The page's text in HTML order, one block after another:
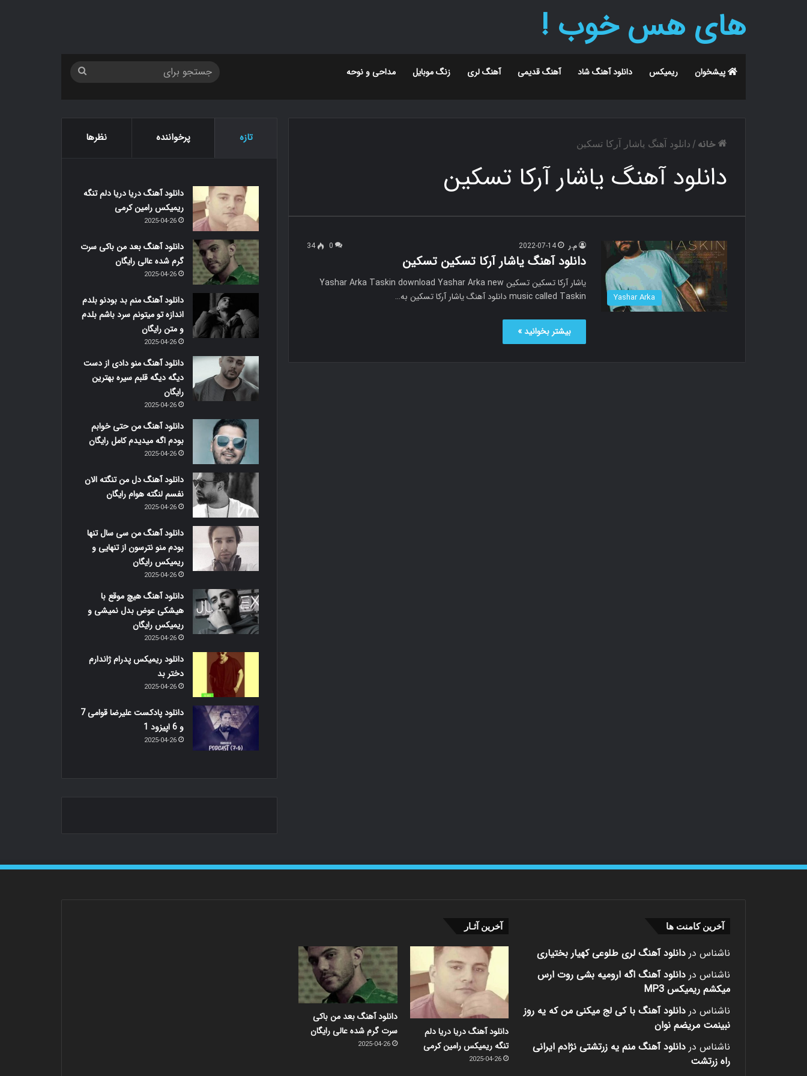
های هس خوب !
پیشخوان ریمیکس دانلود آهنگ شاد آهنگ قدیمی آهنگ لری زنگ موبایل مداحی و نوحه
خانه / دانلود آهنگ یاشار آرکا تسکین
دانلود آهنگ یاشار آرکا تسکین
Yashar Arka
م.ر 2022-07-14
0
34
دانلود آهنگ یاشار آرکا تسکین تسکین
یاشار آرکا تسکین تسکین Yashar Arka Taskin download Yashar Arka new
music called Taskin دانلود آهنگ یاشار آرکا تسکین به…
بیشتر بخوانید »
تازه پرخواننده نظرها
دانلود آهنگ دریا دریا دلم تنگه
ریمیکس رامین کرمی
2025-04-26
دانلود آهنگ بعد من باکی سرت
گرم شده عالی رایگان
2025-04-26
دانلود آهنگ منم بد بودنو بلدم
اندازه تو میتونم سرد باشم بلدم
و متن رایگان
2025-04-26
دانلود آهنگ منو دادی از دست
دیگه دیگه قلبم سیره بهترین
رایگان
2025-04-26
دانلود آهنگ من حتی خوابم
بودم اگه میدیدم کامل رایگان
2025-04-26
دانلود آهنگ دل من تنگته الان
نفسم لنگته هوام رایگان
2025-04-26
دانلود آهنگ من سی سال تنها
بودم منو نترسون از تنهایی و
ریمیکس رایگان
2025-04-26
دانلود آهنگ هیچ موقع با
هیشکی عوض بدل نمیشی و
ریمیکس رایگان
2025-04-26
دانلود ریمیکس پدرام ژاندارم
دختر بد
2025-04-26
دانلود پادکست علیرضا قوامی 7
و 6 اپیزود 1
2025-04-26
آخرین کامنت ها
ناشناس در دانلود آهنگ لری طلوعی کهیار بختیاری
ناشناس در دانلود آهنگ اگه ارومیه بشی روت ارس
میکشم ریمیکس MP3
ناشناس در دانلود آهنگ با کی لج میکنی من که یه روز
نبینمت مریضم نوان
ناشناس در دانلود آهنگ منم یه زرتشتی نژادم ایرانی
راه زرتشت
آخرین آثـار
دانلود آهنگ دریا دریا دلم
تنگه ریمیکس رامین کرمی
2025-04-26
دانلود آهنگ بعد من باکی
سرت گرم شده عالی رایگان
2025-04-26